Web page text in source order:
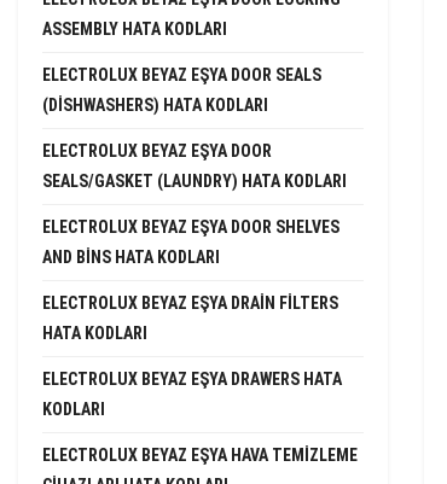
ASSEMBLY HATA KODLARI
ELECTROLUX BEYAZ EŞYA DOOR SEALS
(DISHWASHERS) HATA KODLARI
ELECTROLUX BEYAZ EŞYA DOOR
SEALS/GASKET (LAUNDRY) HATA KODLARI
ELECTROLUX BEYAZ EŞYA DOOR SHELVES
AND BINS HATA KODLARI
ELECTROLUX BEYAZ EŞYA DRAIN FILTERS
HATA KODLARI
ELECTROLUX BEYAZ EŞYA DRAWERS HATA
KODLARI
ELECTROLUX BEYAZ EŞYA HAVA TEMIZLEME